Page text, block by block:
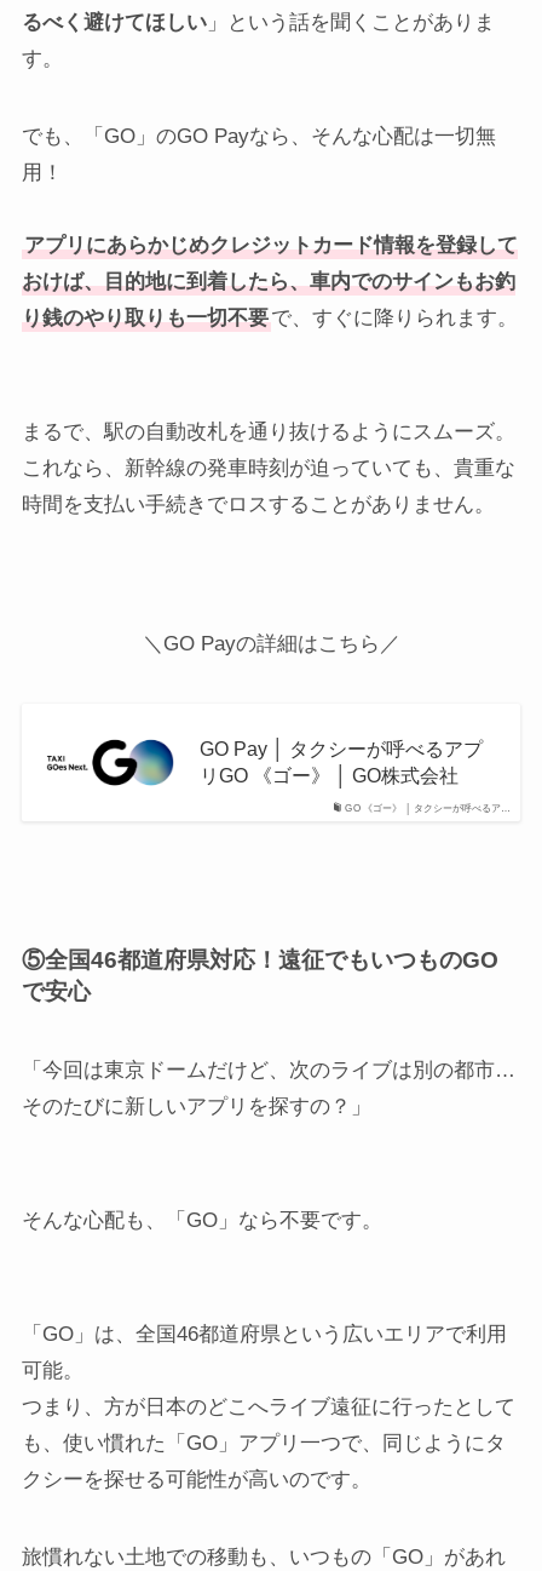
るべく避けてほしい」という話を聞くことがありま
す。
でも、「GO」のGO Payなら、そんな心配は一切無
用！
アプリにあらかじめクレジットカード情報を登録して
おけば、目的地に到着したら、車内でのサインもお釣
り銭のやり取りも一切不要で、すぐに降りられます。
まるで、駅の自動改札を通り抜けるようにスムーズ。
これなら、新幹線の発車時刻が迫っていても、貴重な
時間を支払い手続きでロスすることがありません。
＼GO Payの詳細はこちら／
GO 《ゴー》 │ タクシーが呼べるア…
GO Pay │ タクシーが呼べるアプ
リGO 《ゴー》 │ GO株式会社
⑤全国46都道府県対応！遠征でもいつものGO
で安心
「今回は東京ドームだけど、次のライブは別の都市…
そのたびに新しいアプリを探すの？」
そんな心配も、「GO」なら不要です。
「GO」は、全国46都道府県という広いエリアで利用
可能。
つまり、方が日本のどこへライブ遠征に行ったとして
も、使い慣れた「GO」アプリ一つで、同じようにタ
クシーを探せる可能性が高いのです。
旅慣れない土地での移動も、いつもの「GO」があれ